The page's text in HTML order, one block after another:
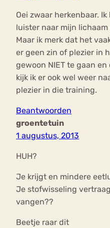
Oei zwaar herkenbaar.
luister naar mijn
Maar ik merk dat het
er geen zin of plezier in
gewoon NIET te gaan
kijk ik er ook wel weer
plezier in die training.
Beantwoorden
groentetuin
1 augustus, 2013
HUH?
Je krijgt en mindere
Je stofwisseling
vangen??
Beetje raar dit